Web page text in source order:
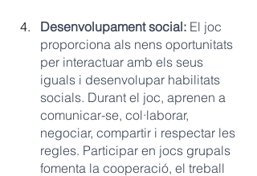
Desenvolupament social: El joc
proporciona als nens oportunitats
per interactuar amb els seus
iguals i desenvolupar habilitats
socials. Durant el joc, aprenen a
comunicar-se, col·laborar,
negociar, compartir i respectar les
regles. Participar en jocs grupals
fomenta la cooperació, el treball